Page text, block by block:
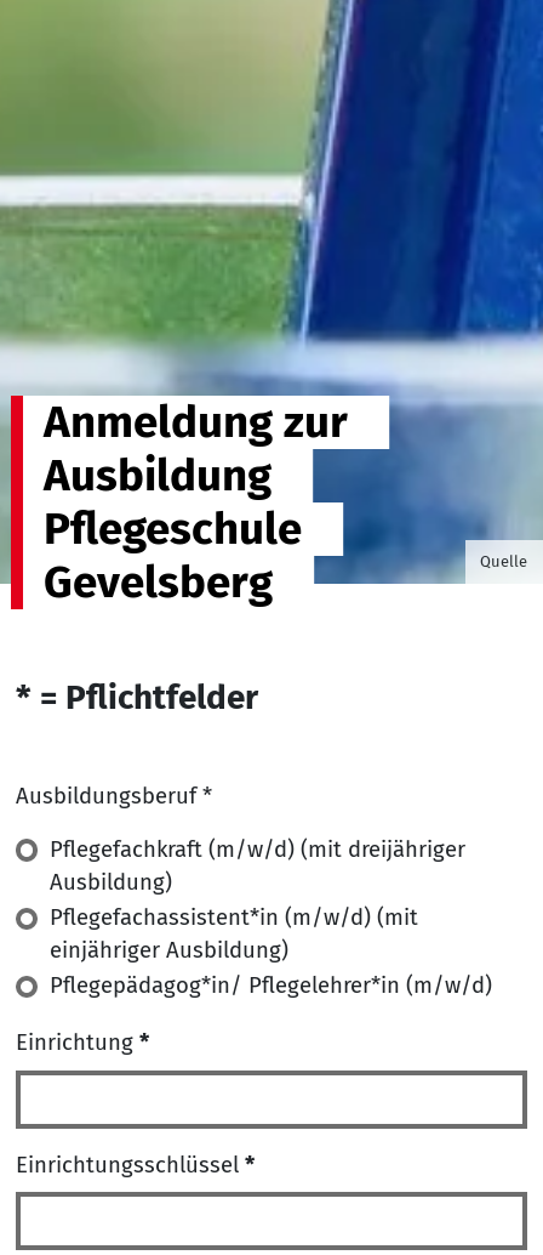
Quelle
Anmeldung zur
Ausbildung
Pflegeschule
Gevelsberg
* = Pflichtfelder
Ausbildungsberuf *
Ausbildungsberuf*
Pflegefachkraft (m/w/d) (mit dreijähriger
Ausbildung)
Pflegefachassistent*in (m/w/d) (mit
einjähriger Ausbildung)
Pflegepädagog*in/ Pflegelehrer*in (m/w/d)
Einrichtung *
Einrichtungsschlüssel *